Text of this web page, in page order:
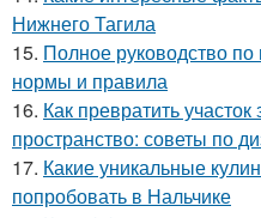
Нижнего Тагила
15. Полное руководство
нормы и правила
16. Как превратить
пространство: советы по
17. Какие уникальные
попробовать в Нальчике